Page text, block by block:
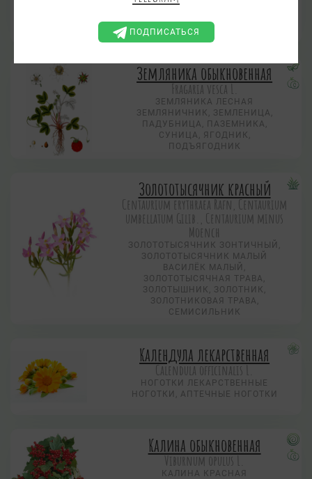
КРОВАВНИК, МОЛОДЕЦКАЯ КРОВЬ-
ХВОРОБОЙ, ДЫРЯВНИК
Земляника обыкновенная
Fragaria vesca L.
ЗЕМЛЯНИКА ЛЕСНАЯ
ЗЕМЛЯНИЧНИК, ЗЕМЛЕНИЦА,
ПАДУБНИЦА, ПАЗЕМНИКА,
СУНИЦА, ЯГОДНИК,
ПОДЪЯГОДНИК
Золототысячник красный
Centaurium erythraea Rafn, Centaurium
umbellatum Gilib., Centaurium minus
Moench
ЗОЛОТОТЫСЯЧНИК ЗОНТИЧНЫЙ,
ЗОЛОТОТЫСЯЧНИК МАЛЫЙ
ВАСИЛЁК МАЛЫЙ,
ЗОЛОТОТЫСЯЧНАЯ ТРАВА,
ЗОЛОТЫШНИК, ЗОЛОТНИК,
ЗОЛОТНИКОВАЯ ТРАВА,
СЕМИСИЛЬНИК
Календула лекарственная
Calendula officinalis L.
НОГОТКИ ЛЕКАРСТВЕННЫЕ
НОГОТКИ, АПТЕЧНЫЕ НОГОТКИ
Калина обыкновенная
Viburnum opulus L.
КАЛИНА КРАСНАЯ
ПОДПИСАТЬСЯ